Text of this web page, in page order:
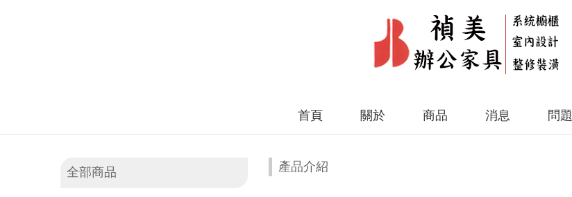
首頁 關於 商品 消息 問題
全部商品 產品介紹